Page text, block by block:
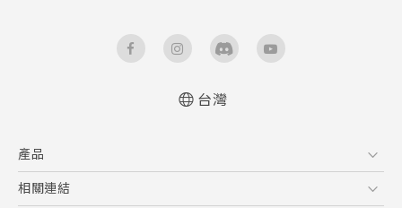
台灣
產品
5G
相關連結